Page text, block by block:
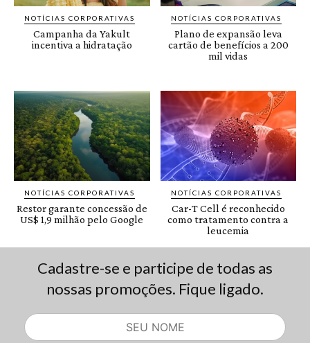
Cadastre-se e participe de todas as
nossas promoções. Fique ligado.